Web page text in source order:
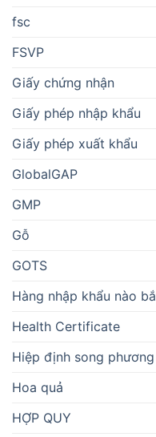
fsc
FSVP
Giấy chứng nhận
Giấy phép nhập khẩu
Giấy phép xuất khẩu
GlobalGAP
GMP
Gỗ
GOTS
Hàng nhập khẩu nào
Health Certificate
Hiệp định song phương
Hoa quả
HỢP QUY